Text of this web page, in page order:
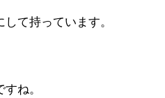
て持っています。
ね。